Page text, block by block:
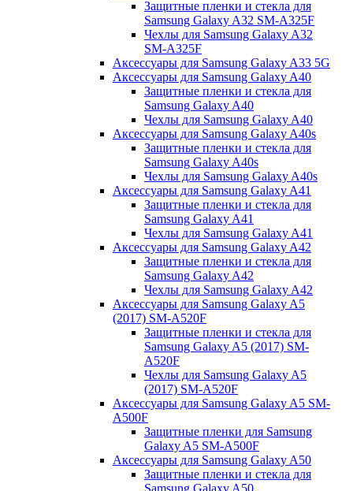
Защитные пленки и стекла для
Samsung Galaxy A32 SM-A325F
Чехлы для Samsung Galaxy A32
SM-A325F
Аксессуары для Samsung Galaxy A33 5G
Аксессуары для Samsung Galaxy A40
Защитные пленки и стекла для
Samsung Galaxy A40
Чехлы для Samsung Galaxy A40
Аксессуары для Samsung Galaxy A40s
Защитные пленки и стекла для
Samsung Galaxy A40s
Чехлы для Samsung Galaxy A40s
Аксессуары для Samsung Galaxy A41
Защитные пленки и стекла для
Samsung Galaxy A41
Чехлы для Samsung Galaxy A41
Аксессуары для Samsung Galaxy A42
Защитные пленки и стекла для
Samsung Galaxy A42
Чехлы для Samsung Galaxy A42
Аксессуары для Samsung Galaxy A5
(2017) SM-A520F
Защитные пленки и стекла для
Samsung Galaxy A5 (2017) SM-
A520F
Чехлы для Samsung Galaxy A5
(2017) SM-A520F
Аксессуары для Samsung Galaxy A5 SM-
A500F
Защитные пленки для Samsung
Galaxy A5 SM-A500F
Аксессуары для Samsung Galaxy A50
Защитные пленки и стекла для
Samsung Galaxy A50